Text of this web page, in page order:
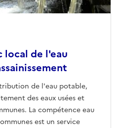
local de l'eau
de l'eau potable,
des eaux usées et
La compétence eau
est un service